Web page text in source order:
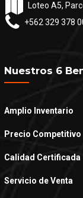
Loteo A5,
+562 329 378
Nuestros 6
Amplio Inventario
Precio Competitivo
Calidad Certificada
Servicio de Venta